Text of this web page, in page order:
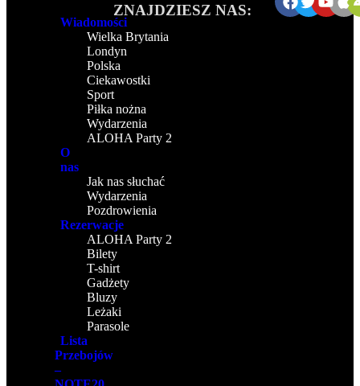
Wiadomości
Wielka Brytania
Londyn
Polska
Ciekawostki
Sport
Piłka nożna
Wydarzenia
ALOHA Party 2
O
nas
Jak nas słuchać
Wydarzenia
Pozdrowienia
Rezerwacje
ALOHA Party 2
Bilety
T-shirt
Gadżety
Bluzy
Leżaki
Parasole
Lista
Przebojów
–
ZNAJDZIESZ NAS: